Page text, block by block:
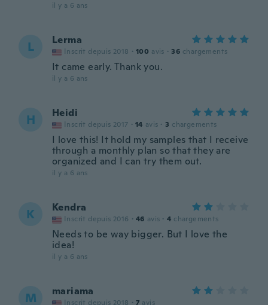
il y a 6 ans
L Lerma
Inscrit depuis 2018 · 100 avis · 36 chargements
It came early. Thank you.
il y a 6 ans
H Heidi
Inscrit depuis 2017 · 14 avis · 3 chargements
I love this! It hold my samples that I receive
through a monthly plan so that they are
organized and I can try them out.
il y a 6 ans
K Kendra
Inscrit depuis 2016 · 46 avis · 4 chargements
Needs to be way bigger. But I love the
idea!
il y a 6 ans
M mariama
Inscrit depuis 2018 · 7 avis